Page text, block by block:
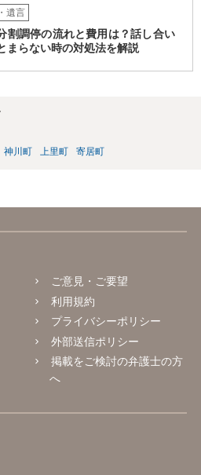
遺言
割調停の流れと費用は？話し合い
まらない時の対処法を解説
神川町 上里町 寄居町
ご意見・ご要望
利用規約
プライバシーポリシー
外部送信ポリシー
掲載をご検討の弁護士の方
へ